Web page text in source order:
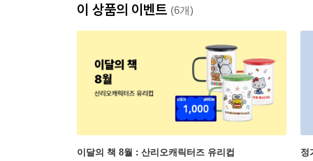
이 상품의 이벤트 (6개)
이달의 책 8월 : 산리오캐릭터즈 유리컵 정